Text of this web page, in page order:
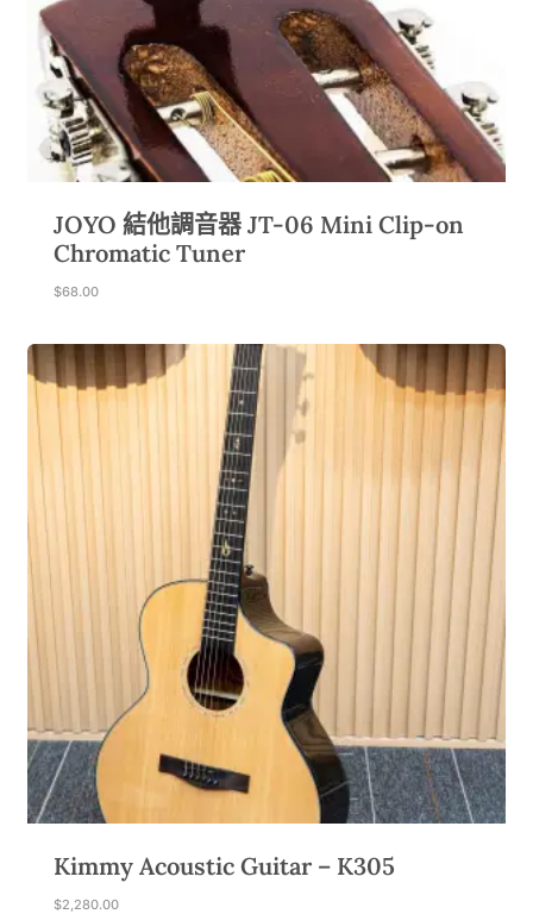
JOYO 結他調音器 JT-06 Mini Clip-on
Chromatic Tuner
$68.00
Kimmy Acoustic Guitar – K305
$2,280.00